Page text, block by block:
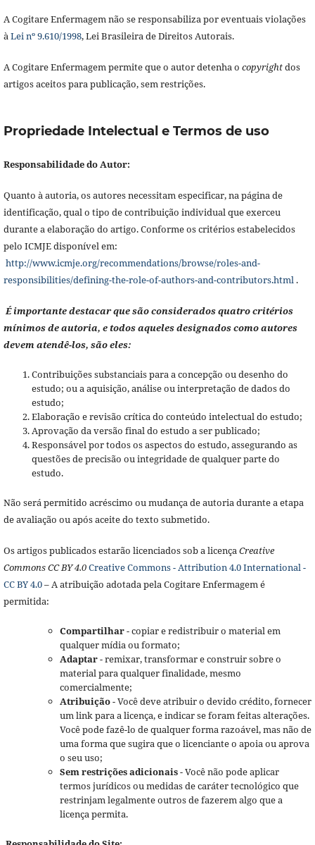
A Cogitare Enfermagem não se responsabiliza por eventuais violações
àLei nº 9.610/1998, Lei Brasileira de Direitos Autorais.
A Cogitare Enfermagem permite que o autor detenha o copyrightdos
artigos aceitos para publicação, sem restrições.
Propriedade Intelectual e Termos de uso
Responsabilidade do Autor:
Quanto à autoria, os autores necessitam especificar, na página de
identificação, qual o tipo de contribuição individual que exerceu
durante a elaboração do artigo. Conforme os critérios estabelecidos
pelo ICMJE disponível em:
http://www.icmje.org/recommendations/browse/roles-and-
responsibilities/defining-the-role-of-authors-and-contributors.html.
É importante destacar que são considerados quatro critérios
mínimos de autoria, e todos aqueles designados como autores
devem atendê-los, são eles:
Contribuições substanciais para a concepção ou desenho do
estudo; ou a aquisição, análise ou interpretação de dados do
estudo;
Elaboração e revisão crítica do conteúdo intelectual do estudo;
Aprovação da versão final do estudo a ser publicado;
Responsável por todos os aspectos do estudo, assegurando as
questões de precisão ou integridade de qualquer parte do
estudo.
Não será permitido acréscimo ou mudança de autoria durante a etapa
de avaliação ou após aceite do texto submetido.
Os artigos publicados estarão licenciados sob a licençaCreative
Commons CC BY 4.0Creative Commons - Attribution 4.0 International -
CC BY 4.0– A atribuição adotada pela Cogitare Enfermagem é
permitida:
Compartilhar- copiar e redistribuir o material em
qualquer mídia ou formato;
Adaptar- remixar, transformar e construir sobre o
material para qualquer finalidade, mesmo
comercialmente;
Atribuição- Você deve atribuir o devido crédito, fornecer
um link para a licença, e indicar se foram feitas alterações.
Você pode fazê-lo de qualquer forma razoável, mas não de
uma forma que sugira que o licenciante o apoia ou aprova
o seu uso;
Sem restrições adicionais- Você não pode aplicar
termos jurídicos ou medidas de caráter tecnológico que
restrinjam legalmente outros de fazerem algo que a
licença permita.